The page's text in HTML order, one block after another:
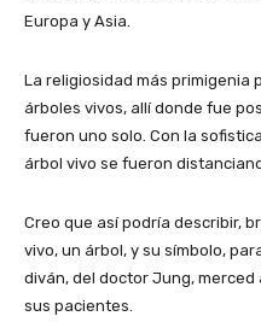
Europa y Asia.
La religiosidad más primigenia
árboles vivos, allí donde fue
fueron uno solo. Con la
árbol vivo se fueron
Creo que así podría describir,
vivo, un árbol, y su símbolo,
diván, del doctor Jung,
sus pacientes.